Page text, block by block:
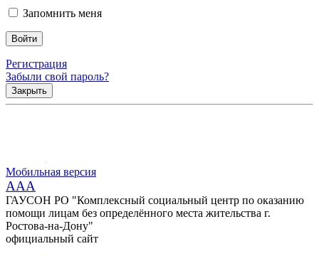
Запомнить меня
Регистрация
Забыли свой пароль?
Закрыть
Мобильная версия
AAA
ГАУСОН РО "Комплексный социальный центр по оказанию
помощи лицам без определённого места жительства г.
Ростова-на-Дону"
официальный сайт